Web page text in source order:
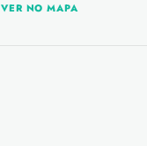
VER NO MAPA